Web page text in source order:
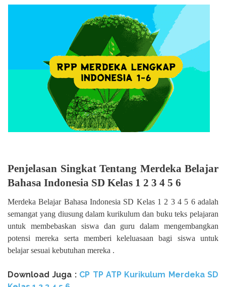
Penjelasan Singkat Tentang Merdeka Belajar
Bahasa Indonesia SD Kelas 1 2 3 4 5 6
Merdeka Belajar Bahasa Indonesia SD Kelas 1 2 3 4 5 6 adalah
semangat yang diusung dalam kurikulum dan buku teks pelajaran
untuk membebaskan siswa dan guru dalam mengembangkan
potensi mereka serta memberi keleluasaan bagi siswa untuk
belajar sesuai kebutuhan mereka .
Download Juga : CP TP ATP Kurikulum Merdeka SD